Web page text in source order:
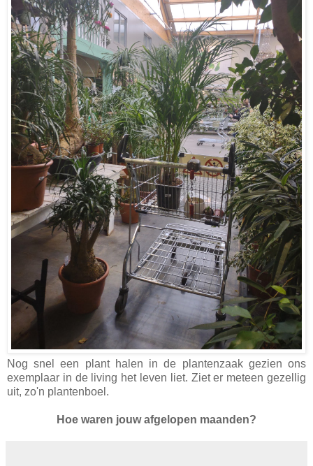
Nog snel een plant halen in de plantenzaak gezien ons
exemplaar in de living het leven liet. Ziet er meteen gezellig
uit, zo'n plantenboel.
Hoe waren jouw afgelopen maanden?